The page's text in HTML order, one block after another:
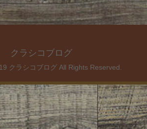
クラシコブログ
クラシコブログ All Rights Reserved.